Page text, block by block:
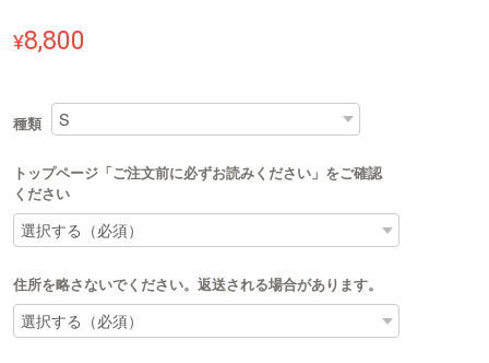
¥8,800
種類
トップページ「ご注文前に必ずお読みください」をご確認
ください
住所を略さないでください。返送される場合があります。